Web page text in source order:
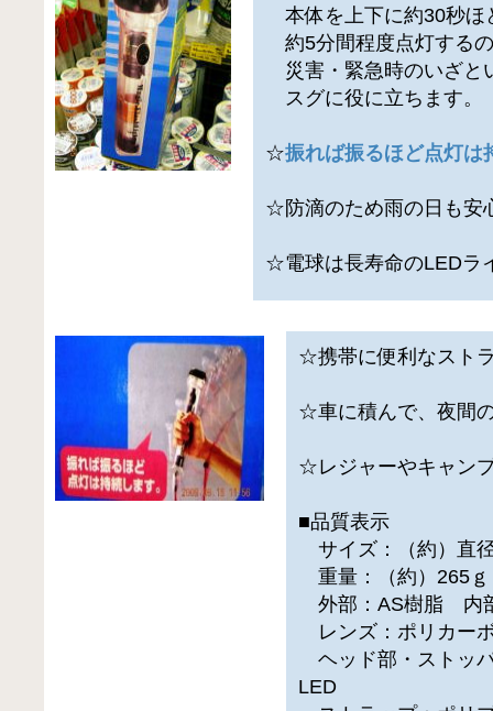
本体を上下に約30秒ほ
約5分間程度点灯する
災害・緊急時のいざと
スグに役に立ちます。
☆振れば振るほど点灯は
☆防滴のため雨の日も安
☆電球は長寿命のLEDラ
☆携帯に便利なスト
☆車に積んで、夜間
☆レジャーやキャン
■品質表示
サイズ：（約）直
重量：（約）265ｇ
外部：AS樹脂 内
レンズ：ポリカー
ヘッド部・ストッ
LED